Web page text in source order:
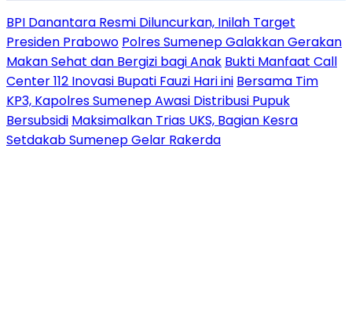
BPI Danantara Resmi Diluncurkan, Inilah Target
Presiden Prabowo Polres Sumenep Galakkan Gerakan
Makan Sehat dan Bergizi bagi Anak Bukti Manfaat Call
Center 112 Inovasi Bupati Fauzi Hari ini Bersama Tim
KP3, Kapolres Sumenep Awasi Distribusi Pupuk
Bersubsidi Maksimalkan Trias UKS, Bagian Kesra
Setdakab Sumenep Gelar Rakerda